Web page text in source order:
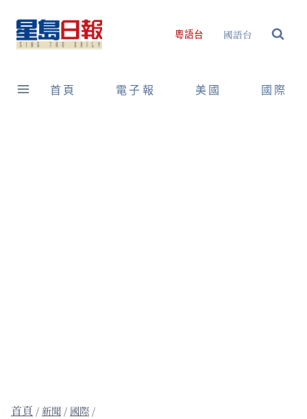
content
粵語台 國語台
首頁 電子報 美國 國際
/新聞 / 國際 /